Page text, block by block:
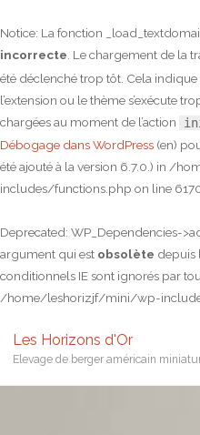
Notice: La fonction
incorrecte . Le chargement de la
été déclenché trop tôt. Cela
l’extension ou le thème s’exécute
chargées au moment de l’action
Débogage dans WordPress (en)
été ajouté à la version 6.7.0.) in /
includes/functions.php on line
Deprecated: WP_Dependencies-
argument qui est obsolète depuis
conditionnels IE sont ignorés par
/home/leshorizjf/mini/wp-
Les Horizons d'Or
Elevage de berger américain